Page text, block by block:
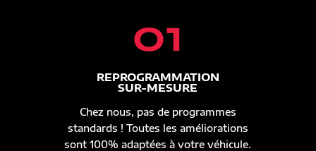
01
REPROGRAMMATION
SUR-MESURE
Chez nous, pas de programmes
standards ! Toutes les améliorations
sont 100% adaptées à votre véhicule.